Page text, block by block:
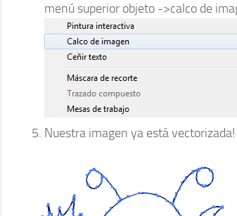
menú superior objeto ->calco de
Nuestra imagen ya está vectorizada!